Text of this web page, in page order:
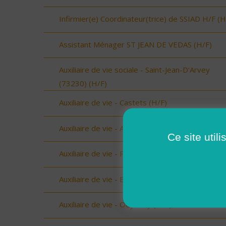
Infirmier(e) Coordinateur(trice) de SSIAD H/F
Assistant Ménager ST JEAN DE VEDAS (H/F)
Auxiliaire de vie sociale - Saint-Jean-D'Arvey
(73230) (H/F)
Auxiliaire de vie - Castets (H/F)
Auxiliaire de vie - Amou (H/F)
Auxiliaire de vie - Peyrehorade (H/F)
Auxiliaire de vie - Biscarrosse (H/F)
Auxiliaire de vie - Oeyreluy (H/F)
Ce site